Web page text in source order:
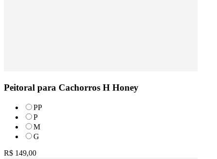
Peitoral para Cachorros H Honey
PP
P
M
G
R$ 149,00